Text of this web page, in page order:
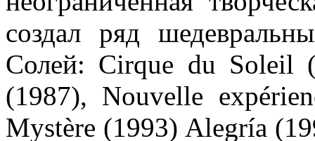
создал ряд
Солей: Cirque du Soleil
(1987), Nouvelle
Mystère (1993) Alegría